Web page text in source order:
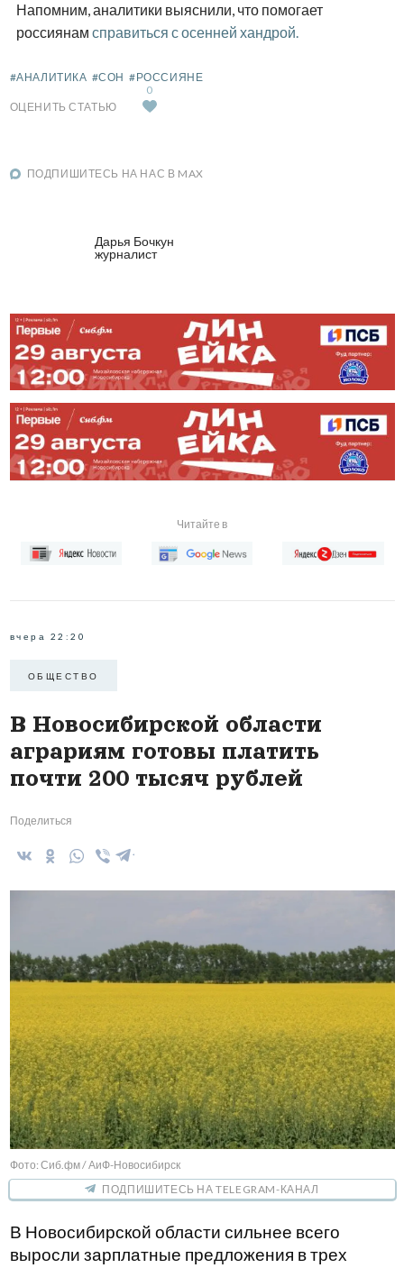
Напомним, аналитики выяснили, что помогает
россиянам справиться с осенней хандрой.
#АНАЛИТИКА #СОН #РОССИЯНЕ
ОЦЕНИТЬ СТАТЬЮ
0
ПОДПИШИТЕСЬ НА НАС В MAX
Дарья Бочкун
журналист
Читайте в
вчера 22:20
ОБЩЕСТВО
В Новосибирской области
аграриям готовы платить
почти 200 тысяч рублей
Поделиться
Фото: Сиб.фм / АиФ-Новосибирск
ПОДПИШИТЕСЬ НА TELEGRAM-КАНАЛ
В Новосибирской области сильнее всего
выросли зарплатные предложения в трех